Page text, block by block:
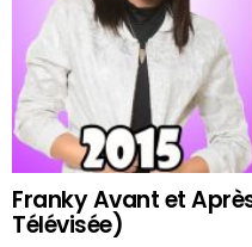
Franky Avant et
Télévisée)